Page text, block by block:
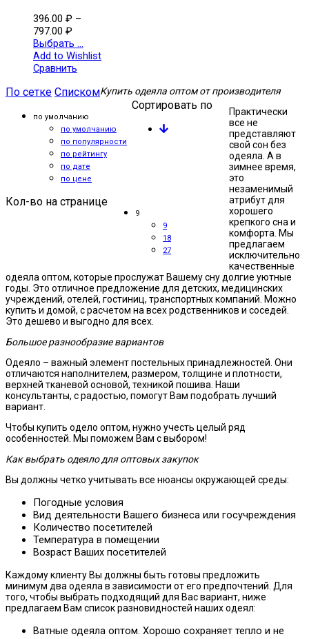
396.00 ₽ –
797.00 ₽
Выбрать ...
Add to Wishlist
Сравнить
По сетке Списком
Сортировать по
по умолчанию
по умолчанию
по популярности
по рейтингу
по дате
по цене
Кол-во на странице
9
9
18
27
Купить одеяла оптом от производителя
Практически
все не
представляют
свой сон без
одеяла. А в
зимнее время,
это
незаменимый
атрибут для
хорошего
крепкого сна и
комфорта. Мы
предлагаем
исключительно
качественные
одеяла оптом, которые прослужат Вашему сну долгие уютные
годы. Это отличное предложение для детских, медицинских
учреждений, отелей, гостиниц, транспортных компаний. Можно
купить и домой, с расчетом на всех родственников и соседей.
Это дешево и выгодно для всех.
Большое разнообразие вариантов
Одеяло – важный элемент постельных принадлежностей. Они
отличаются наполнителем, размером, толщине и плотности,
верхней тканевой основой, техникой пошива. Наши
консультанты, с радостью, помогут Вам подобрать лучший
вариант.
Чтобы купить одело оптом, нужно учесть целый ряд
особенностей. Мы поможем Вам с выбором!
Как выбрать одеяло для оптовых закупок
Вы должны четко учитывать все нюансы окружающей среды:
Погодные условия
Вид деятельности Вашего бизнеса или госучреждения
Количество посетителей
Температура в помещении
Возраст Ваших посетителей
Каждому клиенту Вы должны быть готовы предложить
минимум два одеяла в зависимости от его предпочтений. Для
того, чтобы выбрать подходящий для Вас вариант, ниже
предлагаем Вам список разновидностей наших одеял:
Ватные одеяла оптом. Хорошо сохраняет тепло и не